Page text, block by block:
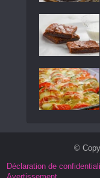
©
Déclaration de